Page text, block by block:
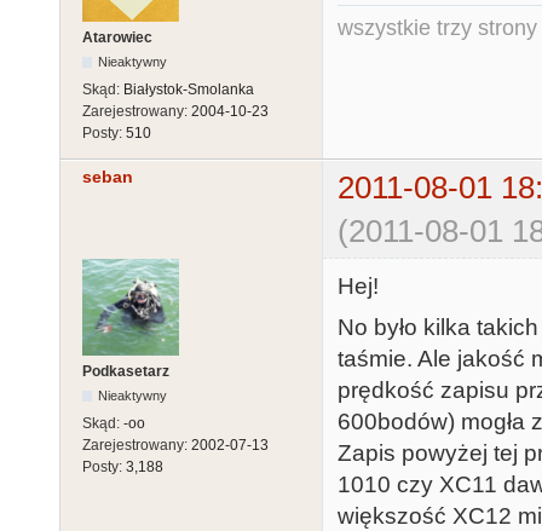
Atarowiec
Nieaktywny
Skąd: Białystok-Smolanka
Zarejestrowany: 2004-10-23
Posty: 510
wszystkie trzy
seban
2011-08-01
(2011-08-01
Podkasetarz
Nieaktywny
Skąd: -oo
Zarejestrowany: 2002-07-13
Posty: 3,188
Hej!
No było kilka
taśmie. Ale jakość
prędkość zapisu
600bodów) mogła
Zapis powyżej tej
1010 czy XC11
większość XC12